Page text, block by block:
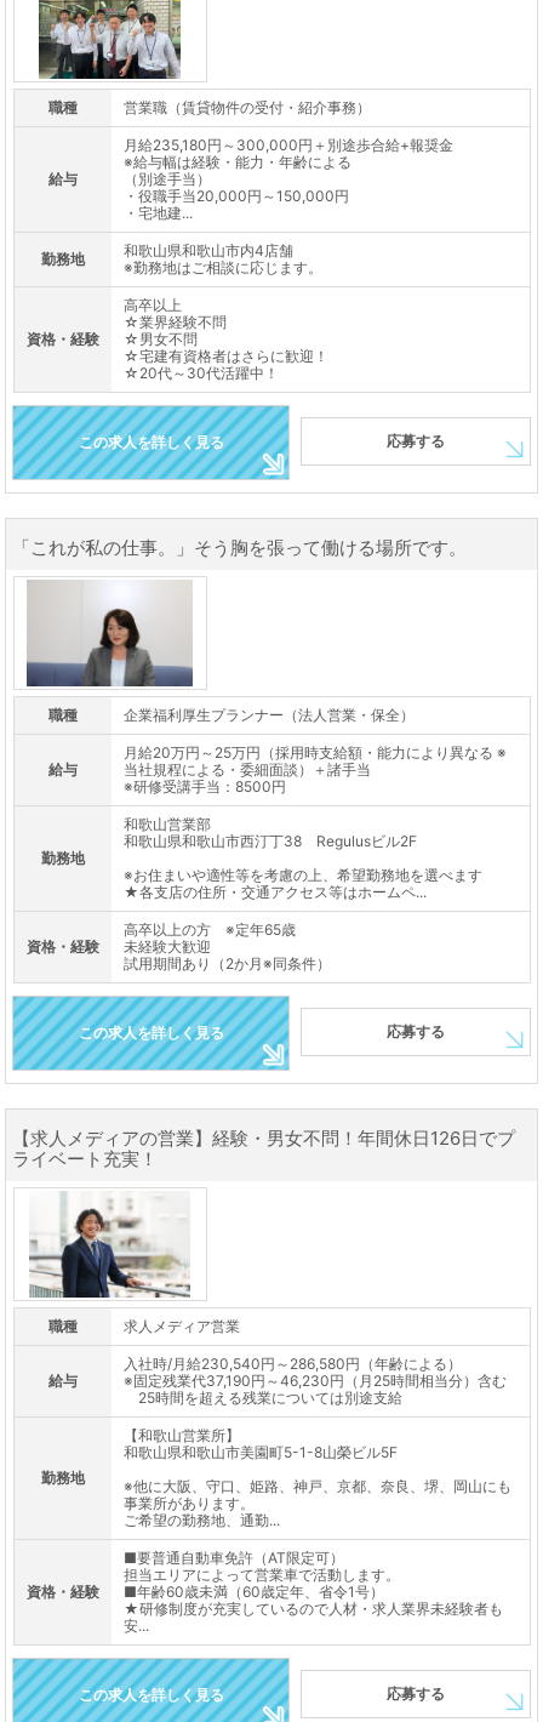
職種 営業職（賃貸物件の受付・紹介事務）
給与
月給235,180円～300,000円＋別途歩合給+報奨金
※給与幅は経験・能力・年齢による
（別途手当）
・役職手当20,000円～150,000円
・宅地建...
勤務地
和歌山県和歌山市内4店舗
※勤務地はご相談に応じます。
資格・経験
高卒以上
☆業界経験不問
☆男女不問
☆宅建有資格者はさらに歓迎！
☆20代～30代活躍中！
この求人を詳しく見る 応募する
「これが私の仕事。」そう胸を張って働ける場所です。
職種 企業福利厚生プランナー（法人営業・保全）
給与
月給20万円～25万円（採用時支給額・能力により異なる ※
当社規程による・委細面談）＋諸手当
※研修受講手当：8500円
勤務地
和歌山営業部
和歌山県和歌山市西汀丁38 Regulusビル2F
※お住まいや適性等を考慮の上、希望勤務地を選べます
★各支店の住所・交通アクセス等はホームペ...
資格・経験
高卒以上の方 ※定年65歳
未経験大歓迎
試用期間あり（2か月※同条件）
この求人を詳しく見る 応募する
【求人メディアの営業】経験・男女不問！年間休日126日でプ
ライベート充実！
職種 求人メディア営業
給与
入社時/月給230,540円～286,580円（年齢による）
※固定残業代37,190円～46,230円（月25時間相当分）含む
25時間を超える残業については別途支給
勤務地
【和歌山営業所】
和歌山県和歌山市美園町5-1-8山榮ビル5F
※他に大阪、守口、姫路、神戸、京都、奈良、堺、岡山にも
事業所があります。
ご希望の勤務地、通勤...
資格・経験
■要普通自動車免許（AT限定可）
担当エリアによって営業車で活動します。
■年齢60歳未満（60歳定年、省令1号）
★研修制度が充実しているので人材・求人業界未経験者も
安...
この求人を詳しく見る 応募する